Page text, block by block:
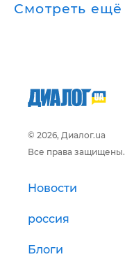
Смотреть ещё
© 2026, Диалог.ua
Все права защищены.
Новости
россия
Блоги